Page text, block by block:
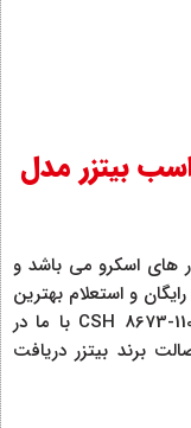
کمپرسور اسکرو 110 اسب بیتزر مدل
های اسکرو می باشد و
و استعلام بهترین
قیمت کمپرسور اسکرو 110 اسب بیتزر مدل CSH 8673-110 با ما در
برند بیتزر دریافت